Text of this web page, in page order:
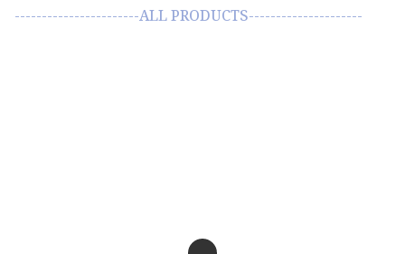
-----------------------ALL PRODUCTS---------------------